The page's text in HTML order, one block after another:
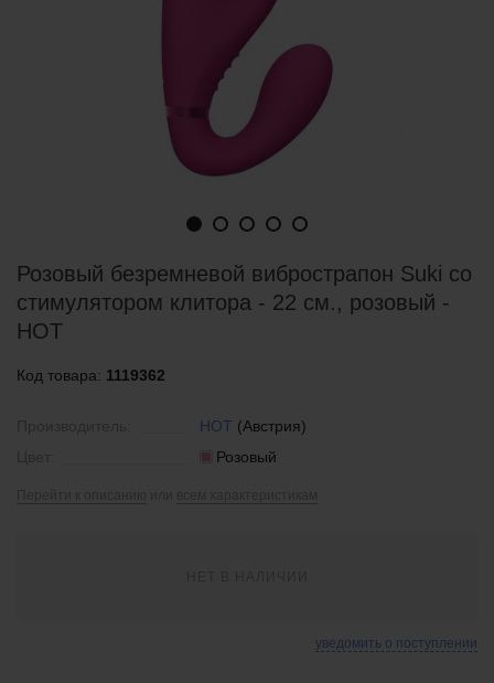
Розовый безремневой вибрострапон Suki со
стимулятором клитора - 22 см., розовый -
HOT
Код товара: 1119362
HOT (Австрия)
Розовый
уведомить о поступлении